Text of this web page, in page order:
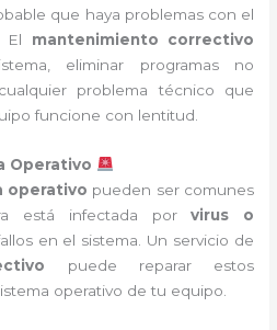
que haya problemas con el
El mantenimiento correctivo
eliminar programas no
problema técnico que
funcione con lentitud.
Operativo
operativo pueden ser comunes
está infectada porvirus o
en el sistema. Un servicio de
puede reparar estos
operativo de tu equipo.